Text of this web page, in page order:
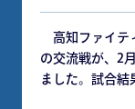
高知ファイテ
の交流戦が、2
ました。試合結